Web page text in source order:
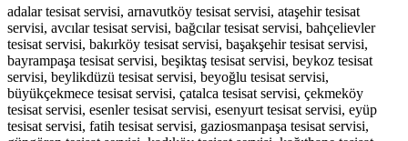
adalar tesisat servisi, arnavutköy tesisat servisi, ataşehir tesisat
servisi, avcılar tesisat servisi, bağcılar tesisat servisi, bahçelievler
tesisat servisi, bakırköy tesisat servisi, başakşehir tesisat servisi,
bayrampaşa tesisat servisi, beşiktaş tesisat servisi, beykoz tesisat
servisi, beylikdüzü tesisat servisi, beyoğlu tesisat servisi,
büyükçekmece tesisat servisi, çatalca tesisat servisi, çekmeköy
tesisat servisi, esenler tesisat servisi, esenyurt tesisat servisi, eyüp
tesisat servisi, fatih tesisat servisi, gaziosmanpaşa tesisat servisi,